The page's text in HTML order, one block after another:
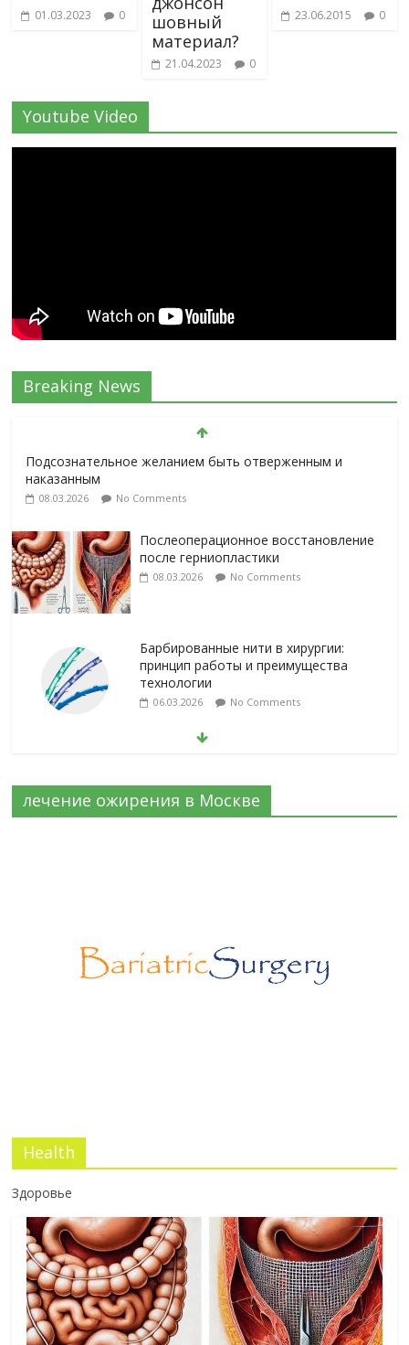
01.03.2023 0
шовный
материал?
21.04.2023 0
23.06.2015 0
Youtube Video
Breaking News
Подсознательное желанием быть отверженным и
наказанным
08.03.2026 No Comments
Послеоперационное восстановление
после герниопластики
08.03.2026 No Comments
Барбированные нити в хирургии:
принцип работы и преимущества
технологии
06.03.2026 No Comments
02.03.2026
No Comments
лечение ожирения в Москве
Health
Здоровье